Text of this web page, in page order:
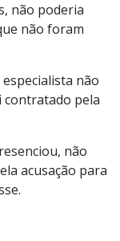
não poderia
não foram
não
contratado pela
não
acusação para